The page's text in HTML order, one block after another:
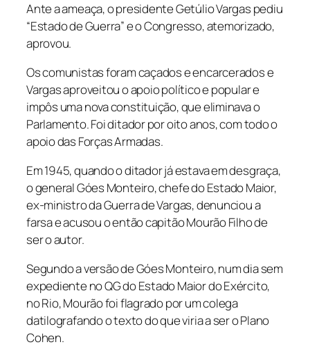
Ante a ameaça, o presidente Getúlio Vargas pediu
“Estado de Guerra” e o Congresso, atemorizado,
aprovou.
Os comunistas foram caçados e encarcerados e
Vargas aproveitou o apoio político e popular e
impôs uma nova constituição, que eliminava o
Parlamento. Foi ditador por oito anos, com todo o
apoio das Forças Armadas.
Em 1945, quando o ditador já estava em desgraça,
o general Góes Monteiro, chefe do Estado Maior,
ex-ministro da Guerra de Vargas, denunciou a
farsa e acusou o então capitão Mourão Filho de
ser o autor.
Segundo a versão de Góes Monteiro, num dia sem
expediente no QG do Estado Maior do Exército,
no Rio, Mourão foi flagrado por um colega
datilografando o texto do que viria a ser o Plano
Cohen.